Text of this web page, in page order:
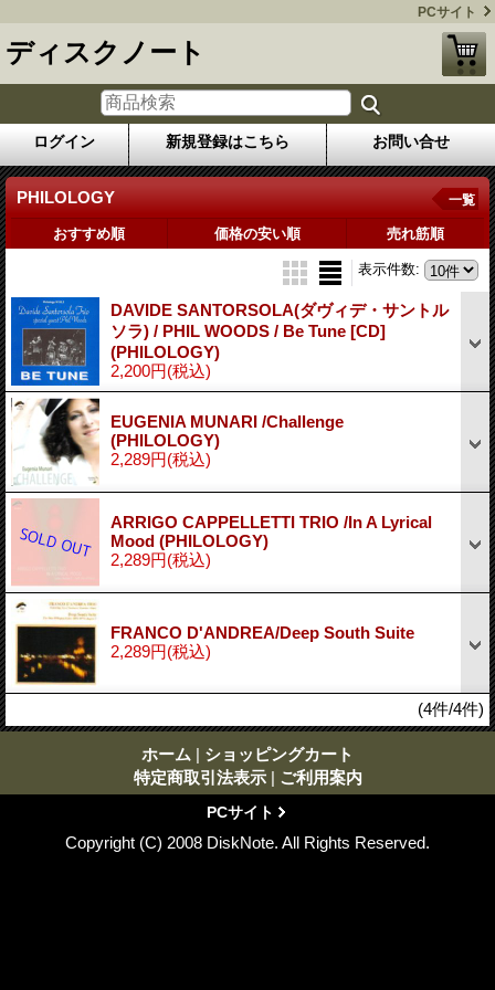
PCサイト
ディスクノート
ログイン 新規登録はこちら お問い合せ
PHILOLOGY 一覧
おすすめ順 価格の安い順 売れ筋順
表示件数:
DAVIDE SANTORSOLA(ダヴィデ・サントル
ソラ) / PHIL WOODS / Be Tune [CD]
(PHILOLOGY)
2,200円(税込)
EUGENIA MUNARI /Challenge
(PHILOLOGY)
2,289円(税込)
ARRIGO CAPPELLETTI TRIO /In A Lyrical
Mood (PHILOLOGY)
2,289円(税込)
FRANCO D'ANDREA/Deep South Suite
2,289円(税込)
(4件/4件)
ホーム | ショッピングカート
特定商取引法表示 | ご利用案内
PCサイト
Copyright (C) 2008 DiskNote. All Rights Reserved.